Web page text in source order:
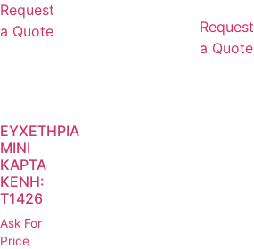
Request
a Quote
Request
a Quote
ΕΥΧΕΤΗΡΙΑ
ΜΙΝΙ
ΚΑΡΤΑ
ΚΕΝΗ:
T1426
Ask For
Price